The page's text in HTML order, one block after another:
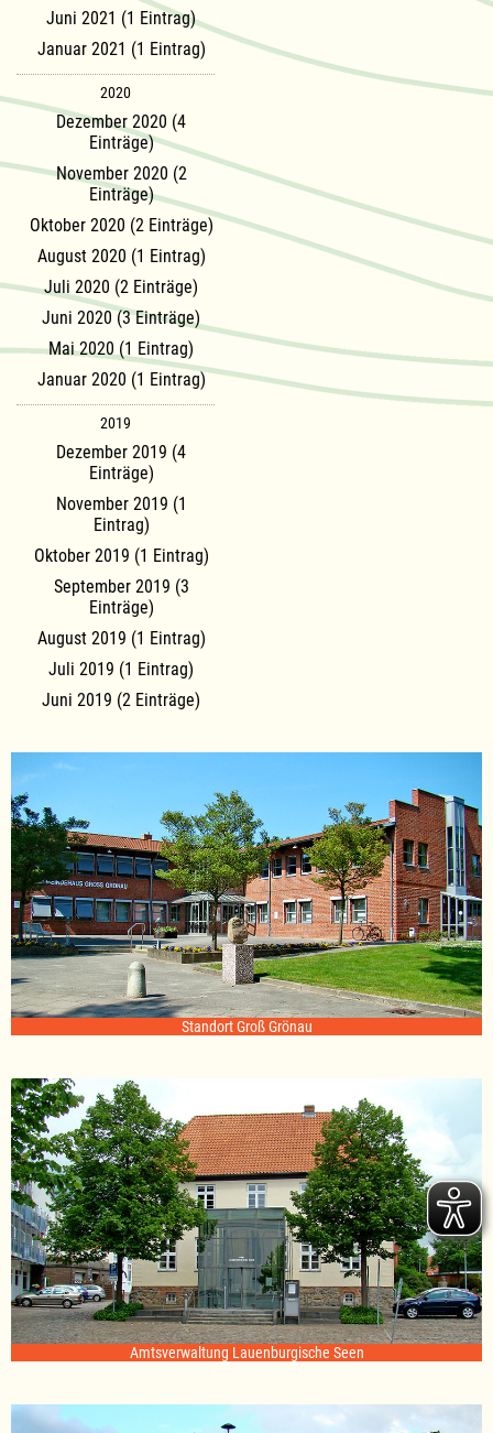
Juni 2021 (1 Eintrag)
Januar 2021 (1 Eintrag)
2020
Dezember 2020 (4
Einträge)
November 2020 (2
Einträge)
Oktober 2020 (2 Einträge)
August 2020 (1 Eintrag)
Juli 2020 (2 Einträge)
Juni 2020 (3 Einträge)
Mai 2020 (1 Eintrag)
Januar 2020 (1 Eintrag)
2019
Dezember 2019 (4
Einträge)
November 2019 (1
Eintrag)
Oktober 2019 (1 Eintrag)
September 2019 (3
Einträge)
August 2019 (1 Eintrag)
Juli 2019 (1 Eintrag)
Juni 2019 (2 Einträge)
Standort Groß Grönau
Amtsverwaltung Lauenburgische Seen